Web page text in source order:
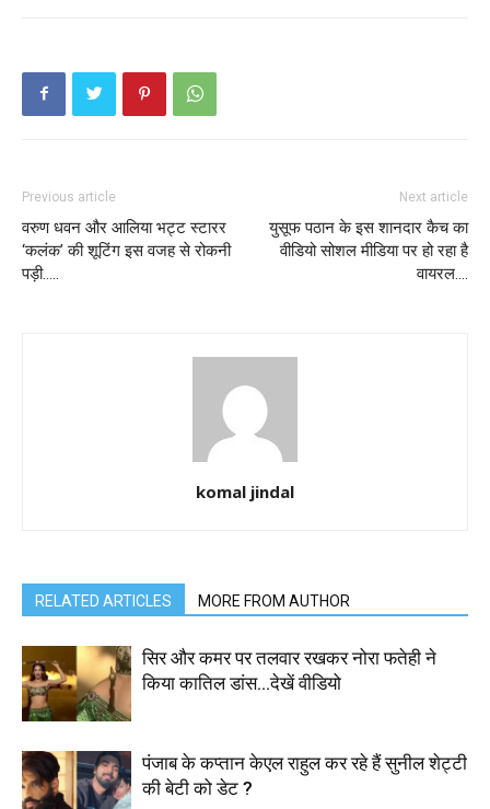
Previous article
वरुण धवन और आलिया भट्ट स्टारर
‘कलंक’ की शूटिंग इस वजह से रोकनी
पड़ी…..
Next article
युसूफ पठान के इस शानदार कैच का
वीडियो सोशल मीडिया पर हो रहा है
वायरल….
komal jindal
RELATED ARTICLES MORE FROM AUTHOR
सिर और कमर पर तलवार रखकर नोरा फतेही ने
किया कातिल डांस…देखें वीडियो
पंजाब के कप्तान केएल राहुल कर रहे हैं सुनील शेट्टी
की बेटी को डेट ?